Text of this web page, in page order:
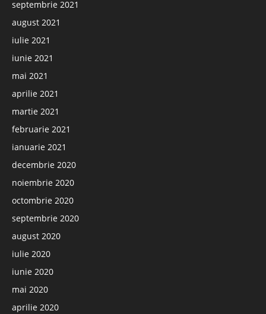
septembrie 2021
august 2021
iulie 2021
iunie 2021
mai 2021
aprilie 2021
martie 2021
februarie 2021
ianuarie 2021
decembrie 2020
noiembrie 2020
octombrie 2020
septembrie 2020
august 2020
iulie 2020
iunie 2020
mai 2020
aprilie 2020